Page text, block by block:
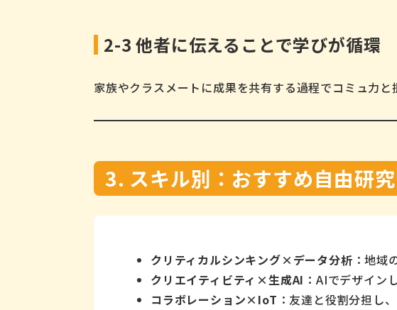
2-3 他者に伝えることで学びが循環
家族やクラスメートに成果を共有する過程でコミュ力と
3. スキル別：おすすめ自由研
クリティカルシンキング×データ分析 ：地域
クリエイティビティ×生成AI ：AIでデザイン
コラボレーション×IoT ：友達と役割分担し